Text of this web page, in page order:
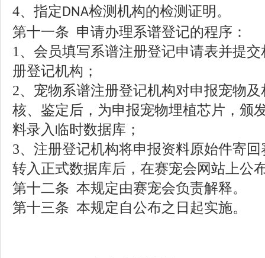
4、指定DNA检测机构的检测证明。
第十一条 申请办理系谱登记的程序：
1 、会员填写系谱注册登记申请表并提
册登记机构；
2、宠物系谱注册登记机构对申报宠物
核、鉴定后，为申报宠物埋植芯片，颁
料录入临时数据库；
3、注册登记机构将申报资料原始件寄
转入正式数据库后，在赛宠会网站上公
第十二条 本规定由赛宠会负责解释。
第十三条 本规定自公布之日起实施。